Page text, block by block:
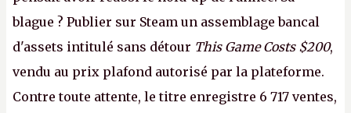
blague ? Publier sur Steam un assemblage bancal
d'assets intitulé sans détour This Game Costs $200,
vendu au prix plafond autorisé par la plateforme.
Contre toute attente, le titre enregistre 6 717 ventes,